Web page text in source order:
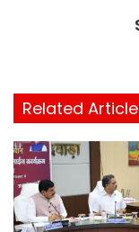
Related